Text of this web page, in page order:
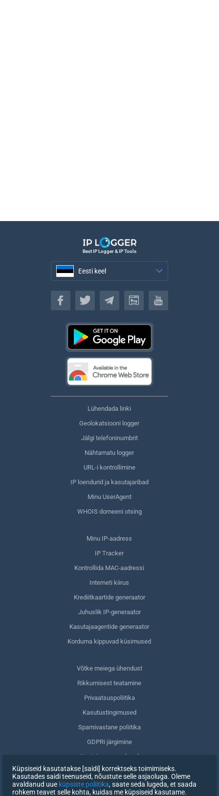
Best IP Logger & IP Tools
Eesti keel
Eesti keel
Lühendada linki
Geolokatsiooni logger
Jälgi telefoninumbrit
Nähtamatu logger
URL-i kontrollimine
IP loendurid ja kasutajaribad
Minu UserAgent
WHOIS domeeni otsing
Minu IP-aadress
IP Tracker
Kontrollida MAC-aadressi
Interneti kiirus
Krediitkaartide generaator
Juhuslik IP-generaator
Kasutajaagentide generaator
Korduma kippuvad küsimused
Võtke meiega ühendust
Rikkumisest teatamine
Privaatsuspoliitika
Kasutustingimused
Spamivastane poliitika
GDPRi järgimine
Kustuta oma andmed
Nõusoleku tagasivõtmine
Küpsiseid kasutatakse [saidi] korrektseks toimimiseks.
Kasutades saidi teenuseid, nõustute selle asjaoluga. Oleme
avaldanud uue küpsiste poliitika, saate seda lugeda, et saada
rohkem teavet selle kohta, kuidas me küpsiseid kasutame.